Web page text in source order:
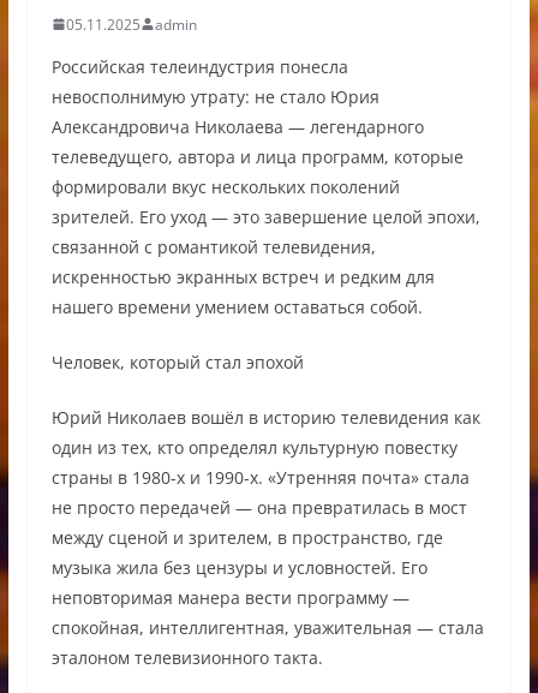
05.11.2025 admin
Российская телеиндустрия понесла
невосполнимую утрату: не стало Юрия
Александровича Николаева — легендарного
телеведущего, автора и лица программ, которые
формировали вкус нескольких поколений
зрителей. Его уход — это завершение целой эпохи,
связанной с романтикой телевидения,
искренностью экранных встреч и редким для
нашего времени умением оставаться собой.
Человек, который стал эпохой
Юрий Николаев вошёл в историю телевидения как
один из тех, кто определял культурную повестку
страны в 1980-х и 1990-х. «Утренняя почта» стала
не просто передачей — она превратилась в мост
между сценой и зрителем, в пространство, где
музыка жила без цензуры и условностей. Его
неповторимая манера вести программу —
спокойная, интеллигентная, уважительная — стала
эталоном телевизионного такта.